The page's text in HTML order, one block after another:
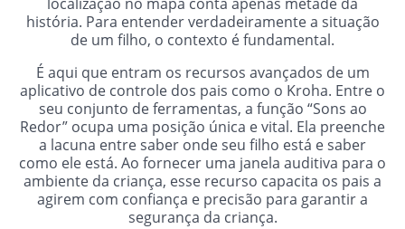
história. Para entender verdadeiramente a situação
de um filho, o contexto é fundamental.
É aqui que entram os recursos avançados de um
aplicativo de controle dos pais como o Kroha. Entre o
seu conjunto de ferramentas, a função “Sons ao
Redor” ocupa uma posição única e vital. Ela preenche
a lacuna entre saber onde seu filho está e saber
como ele está. Ao fornecer uma janela auditiva para o
ambiente da criança, esse recurso capacita os pais a
agirem com confiança e precisão para garantir a
segurança da criança.